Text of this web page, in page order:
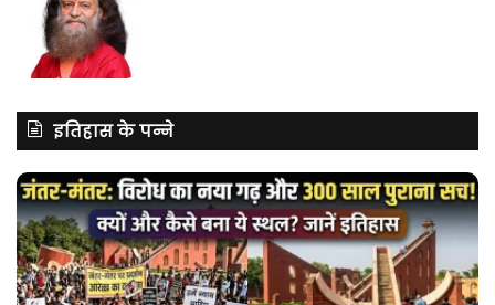
इतिहास के पन्ने